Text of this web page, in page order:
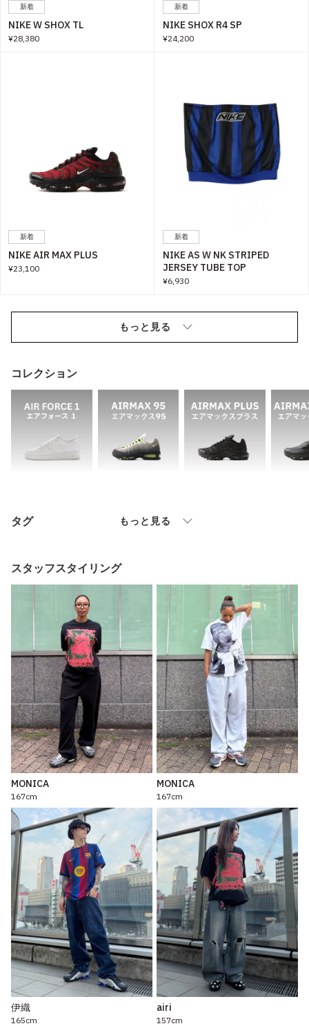
新着
NIKE W SHOX TL
¥28,380
新着
NIKE SHOX R4 SP
¥24,200
新着
NIKE AIR MAX PLUS
¥23,100
新着
NIKE AS W NK STRIPED
JERSEY TUBE TOP
¥6,930
もっと見る
コレクション
タグ もっと見る
スタッフスタイリング
MONICA
167cm
MONICA
167cm
伊織
165cm
airi
157cm